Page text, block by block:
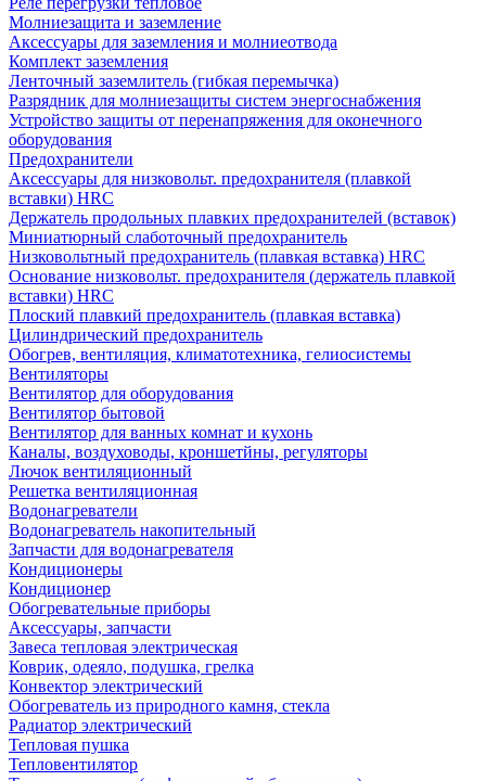
Молниезащита и заземление
Аксессуары для заземления и молниеотвода
Комплект заземления
Ленточный заземлитель (гибкая перемычка)
Разрядник для молниезащиты систем энергоснабжения
Устройство защиты от перенапряжения для оконечного
оборудования
Предохранители
Аксессуары для низковольт. предохранителя (плавкой
вставки) HRC
Держатель продольных плавких предохранителей (вставок)
Миниатюрный слаботочный предохранитель
Низковольтный предохранитель (плавкая вставка) HRC
Основание низковольт. предохранителя (держатель плавкой
вставки) HRC
Плоский плавкий предохранитель (плавкая вставка)
Цилиндрический предохранитель
Обогрев, вентиляция, климатотехника, гелиосистемы
Вентиляторы
Вентилятор для оборудования
Вентилятор бытовой
Вентилятор для ванных комнат и кухонь
Каналы, воздуховоды, кроншетйны, регуляторы
Лючок вентиляционный
Решетка вентиляционная
Водонагреватели
Водонагреватель накопительный
Запчасти для водонагревателя
Кондиционеры
Кондиционер
Обогревательные приборы
Аксессуары, запчасти
Завеса тепловая электрическая
Коврик, одеяло, подушка, грелка
Конвектор электрический
Обогреватель из природного камня, стекла
Радиатор электрический
Тепловая пушка
Тепловентилятор